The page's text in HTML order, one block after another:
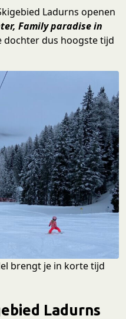
Ladurns openen
Family paradise in
dochter dus hoogste tijd
brengt je in korte tijd
Ladurns